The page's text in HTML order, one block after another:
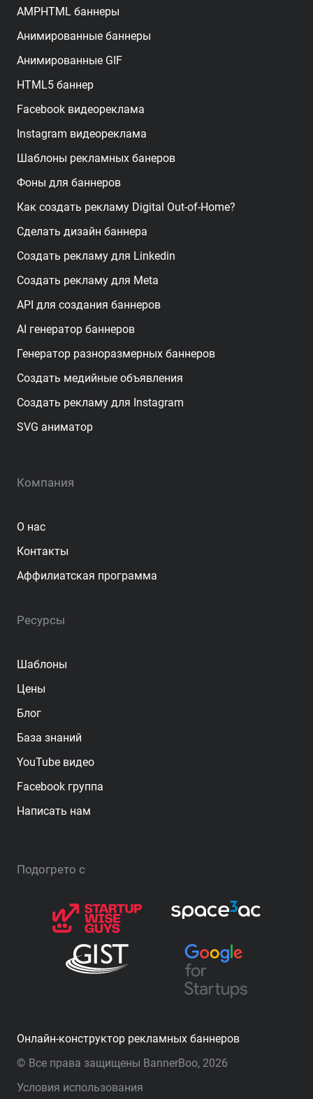
AMPHTML баннеры
Анимированные баннеры
Анимированные GIF
HTML5 баннер
Facebook видеореклама
Instagram видеореклама
Шаблоны рекламных банеров
Фоны для баннеров
Как создать рекламу Digital Out-of-Home?
Сделать дизайн баннера
Создать рекламу для Linkedin
Создать рекламу для Meta
API для создания баннеров
AI генератор баннеров
Генератор разноразмерных баннеров
Создать медийные объявления
Создать рекламу для Instagram
SVG аниматор
Компания
О нас
Контакты
Аффилиатская программа
Ресурсы
Шаблоны
Цены
Блог
База знаний
YouTube видео
Facebook группа
Написать нам
Подогрето с
Онлайн-конструктор рекламных баннеров
© Все права защищены BannerBoo, 2026
Условия использования